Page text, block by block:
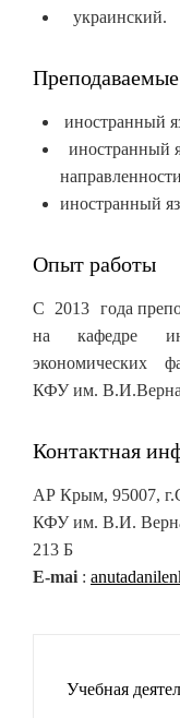
украинский.
иностранный
иностранный
иностранный
Опыт работы
С 2013 года
на кафедре
экономических
КФУ им.
Контактная
АР Крым, 95007,
КФУ им. В.И.
213 Б
E-mai :
Учебная